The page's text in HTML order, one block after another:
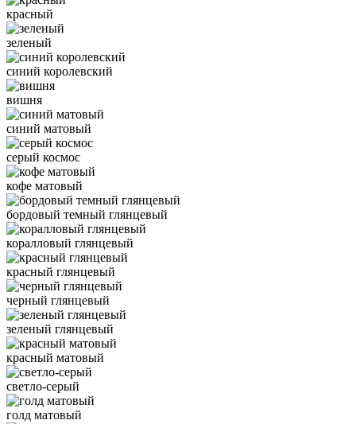
красный
зеленый
синий королевский
вишня
синий матовый
серый космос
кофе матовый
бордовый темный глянцевый
коралловый глянцевый
красный глянцевый
черный глянцевый
зеленый глянцевый
красный матовый
светло-серый
голд матовый